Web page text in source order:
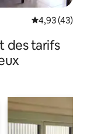
Évaluation
4,93 (43)
des tarifs